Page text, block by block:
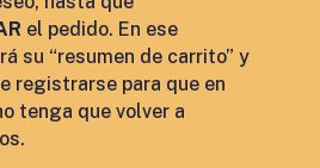
el pedido. En ese
su “resumen de carrito” y
registrarse para que en
tenga que volver a